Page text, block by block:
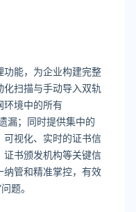
功能，为企业构建完整
扫描与手动导入双轨
环境中的所有
漏；同时提供集中的
可视化、实时的证书信
证书颁发机构等关键信
纳管和精准掌控，有效
题。